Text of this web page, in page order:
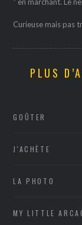
Curieuse mais pas
PLUS
GOÛTER
J'ACHÈTE
LA PHOTO
MY LITTLE